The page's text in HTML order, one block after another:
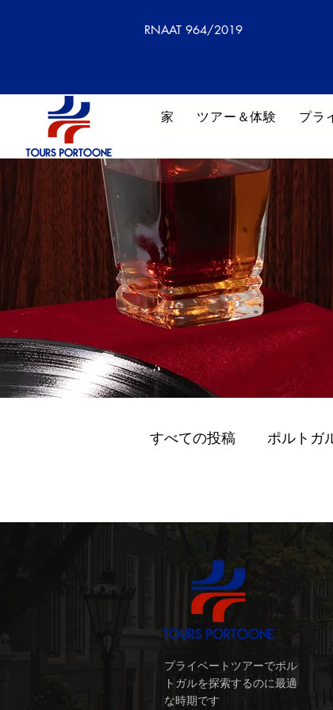
RNAAT 964/2019
家 ツアー＆体験 プラ
すべての投稿 ポルトガ
スマートモビリティ
ポルトのおすすめワイ
ポルト 国際的な訪問
プライベートツアーでポル
トガルを探索するのに最適
な時期です